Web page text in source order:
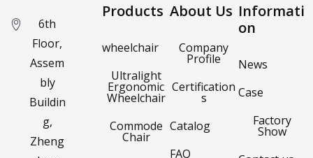
6th
Floor,
Assem
bly
Buildin
g,
Zheng
Products
wheelchair
Ultralight
Ergonomic
Wheelchair
Commode
Chair
About Us
Company
Profile
Certification
s
Catalog
FAQ
Informati
on
News
Case
Factory
Show